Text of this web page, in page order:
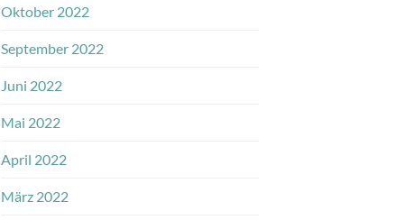
Oktober 2022
September 2022
Juni 2022
Mai 2022
April 2022
März 2022